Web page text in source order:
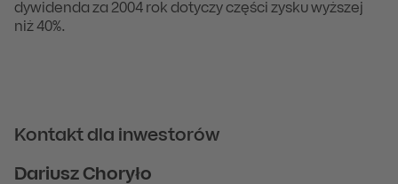
dywidenda za 2004 rok dotyczy części zysku wyższej
niż 40%.
Kontakt dla inwestorów
Dariusz Choryło